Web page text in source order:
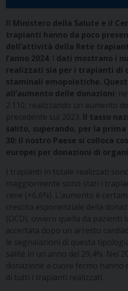
Il Ministero della Salute e il
trapianti hanno da poco
dell’attività della Rete
l’anno 2024. I dati mostrano i
realizzati sia per i trapianti di
staminali emopoietiche.
all’aumento delle donazioni:
2.110, realizzando un aumento
precedente sul 2023. Il tasso
salito, superando, per la
30: il nostro Paese si colloca
europei per donazioni di
I trapianti in totale realizzati
maggiormente sono stati i
rene (+6,6%). L’aumento è
crescita esponenziale della
(DCD), ovvero quella da pazienti
accertata dopo un arresto
le segnalazioni di questa
salite in un anno del 29,4%. Nel
donazione a cuore fermo hanno
di tutti i trapianti realizzati.